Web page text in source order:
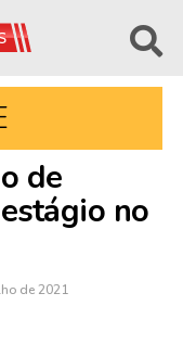
de
no
de 2021